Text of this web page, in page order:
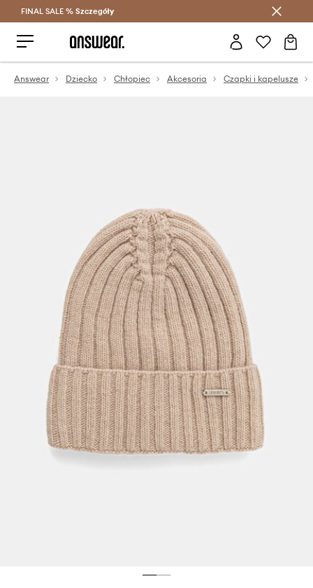
Oszczędzaj z Answear Club >
FINAL SALE % Szczegóły
Answear Dziecko Chłopiec Akcesoria Czapki i kapelusze